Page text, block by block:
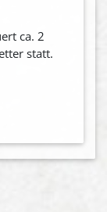
ca. 2
statt.